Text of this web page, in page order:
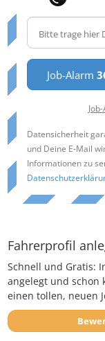
Job-Alarm
Datensicherheit
und Deine E-Mail
Informationen zu
Fahrerprofil
Schnell und Gratis:
angelegt und schon
einen tollen, neuen